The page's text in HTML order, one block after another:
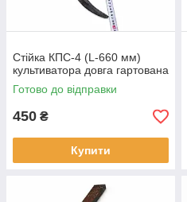
Стійка КПС-4 (L-660 мм)
культиватора довга гартована
Готово до відправки
450 ₴
Купити